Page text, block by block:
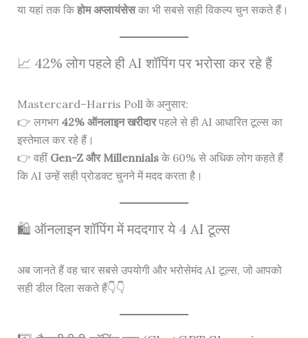
या यहां तक कि होम अप्लायंसेसका भी सबसे सही विकल्प चुन सकते हैं।
📈 42% लोग पहले ही AI शॉपिंग पर भरोसा कर रहे हैं
Mastercard–Harris Poll के अनुसार:
👉 लगभग 42% ऑनलाइन खरीदारपहले से ही AI आधारित टूल्स का
इस्तेमाल कर रहे हैं।
👉 वहीं Gen-Z और Millennialsके 60% से अधिक लोग कहते हैं
कि AI उन्हें सही प्रोडक्ट चुनने में मदद करता है।
🛍️ ऑनलाइन शॉपिंग में मददगार ये 4 AI टूल्स
अब जानते हैं वह चार सबसे उपयोगी और भरोसेमंद AI टूल्स, जो आपको
सही डील दिला सकते हैं👇👇